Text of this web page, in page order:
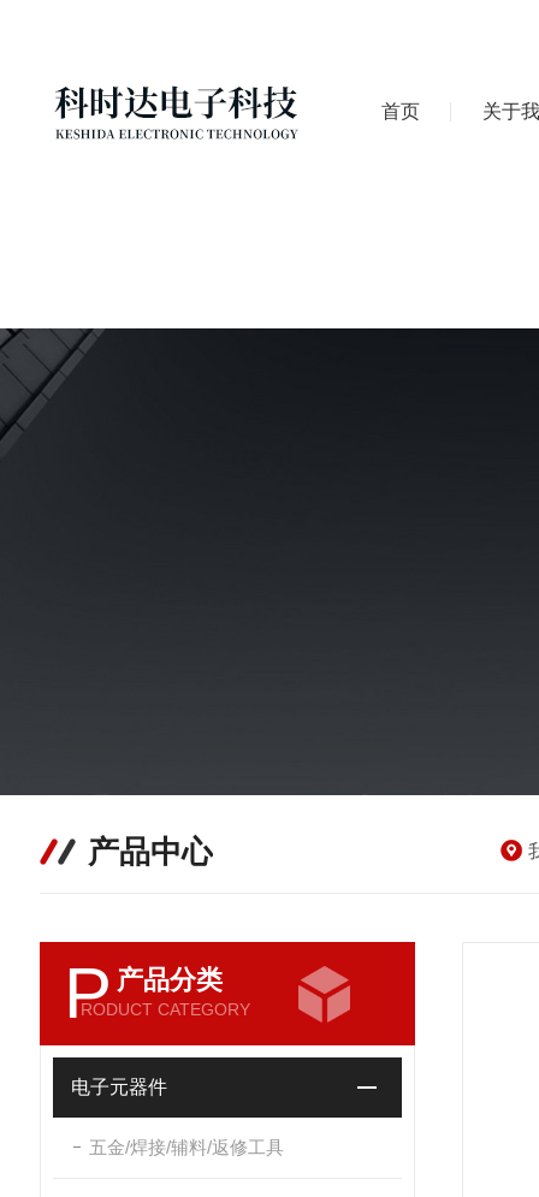
首页 关于
产品中心
P 产品分类
RODUCT CATEGORY
电子元器件
五金/焊接/辅料/返修工具